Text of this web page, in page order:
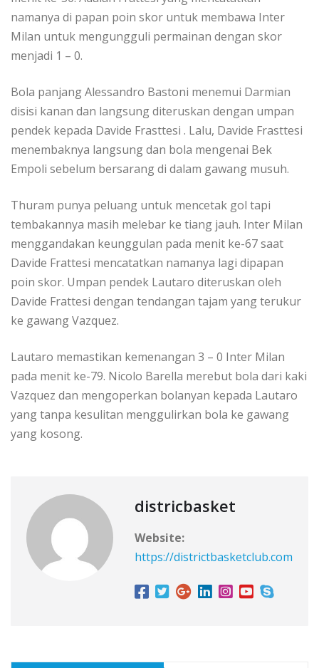
namanya di papan poin skor untuk membawa Inter
Milan untuk mengungguli permainan dengan skor
menjadi 1 – 0.
Bola panjang Alessandro Bastoni menemui Darmian
disisi kanan dan langsung diteruskan dengan umpan
pendek kepada Davide Frasttesi . Lalu, Davide Frasttesi
menembaknya langsung dan bola mengenai Bek
Empoli sebelum bersarang di dalam gawang musuh.
Thuram punya peluang untuk mencetak gol tapi
tembakannya masih melebar ke tiang jauh. Inter Milan
menggandakan keunggulan pada menit ke-67 saat
Davide Frattesi mencatatkan namanya lagi dipapan
poin skor. Umpan pendek Lautaro diteruskan oleh
Davide Frattesi dengan tendangan tajam yang terukur
ke gawang Vazquez.
Lautaro memastikan kemenangan 3 – 0 Inter Milan
pada menit ke-79. Nicolo Barella merebut bola dari kaki
Vazquez dan mengoperkan bolanyan kepada Lautaro
yang tanpa kesulitan menggulirkan bola ke gawang
yang kosong.
districbasket
Website:
https://districtbasketclub.com